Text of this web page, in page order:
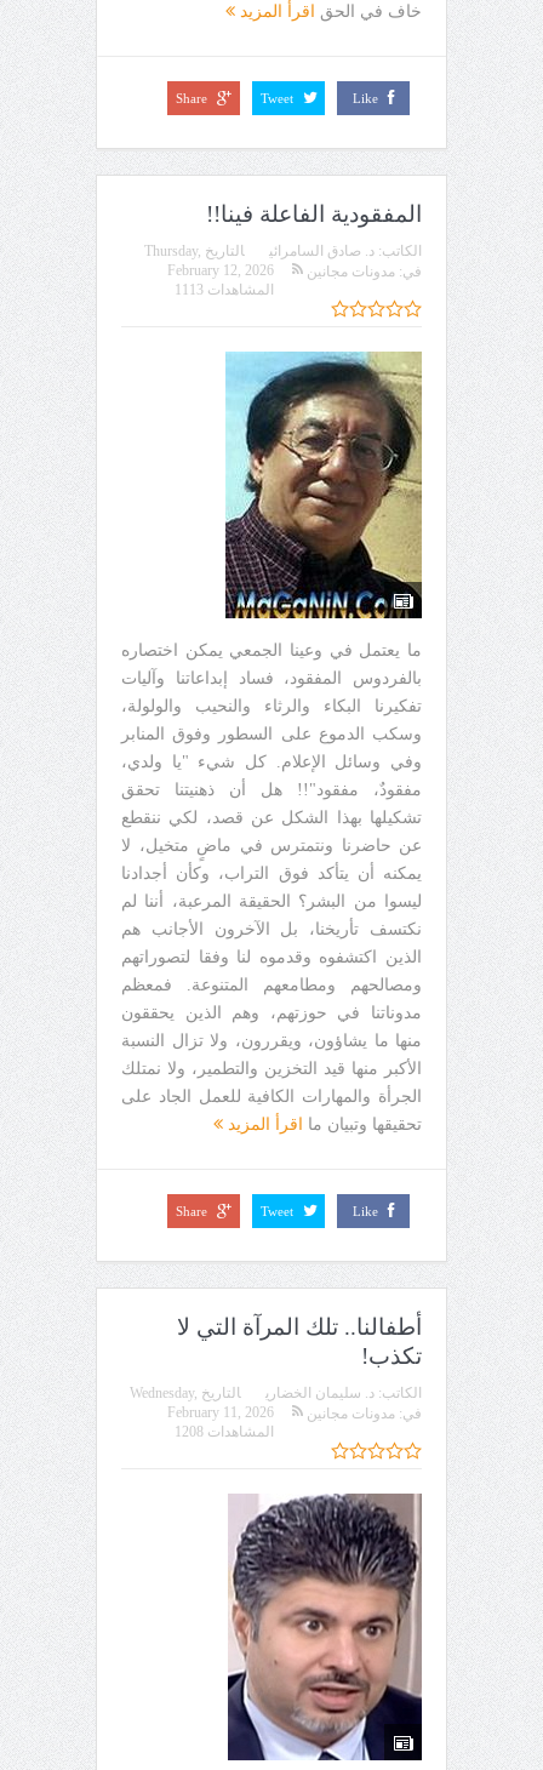
خاف في الحق
اقرأ المزيد
Like
Tweet
Share
المفقودية الفاعلة فينا!!
الكاتب: د. صادق السامرائي التاريخ Thursday,
February 12, 2026
في: مدونات مجانين
المشاهدات 1113
ما يعتمل في وعينا الجمعي يمكن اختصاره
بالفردوس المفقود، فساد إبداعاتنا وآليات
تفكيرنا البكاء والرثاء والنحيب والولولة،
وسكب الدموع على السطور وفوق المنابر
وفي وسائل الإعلام. كل شيء "يا ولدي،
مفقودٌ، مفقود"!! هل أن ذهنيتنا تحقق
تشكيلها بهذا الشكل عن قصد، لكي ننقطع
عن حاضرنا ونتمترس في ماضٍ متخيل، لا
يمكنه أن يتأكد فوق التراب، وكأن أجدادنا
ليسوا من البشر؟ الحقيقة المرعبة، أننا لم
نكتسف تأريخنا، بل الآخرون الأجانب هم
الذين اكتشفوه وقدموه لنا وفقا لتصوراتهم
ومصالحهم ومطامعهم المتنوعة. فمعظم
مدوناتنا في حوزتهم، وهم الذين يحققون
منها ما يشاؤون، ويقررون، ولا تزال النسبة
الأكبر منها قيد التخزين والتطمير، ولا نمتلك
الجرأة والمهارات الكافية للعمل الجاد على
تحقيقها وتبيان ما
اقرأ المزيد
Like
Tweet
Share
أطفالنا.. تلك المرآة التي لا
تكذب!
الكاتب: د. سليمان الخضاري التاريخ Wednesday,
February 11, 2026
في: مدونات مجانين
المشاهدات 1208